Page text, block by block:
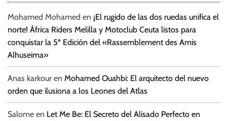
Mohamed Mohamed en ¡El rugido de las dos ruedas unifica el
norte! África Riders Melilla y Motoclub Ceuta listos para
conquistar la 5ª Edición del «Rassemblement des Amis
Alhuseima»
Anas karkour en Mohamed Ouahbi: El arquitecto del nuevo
orden que ilusiona a los Leones del Atlas
Salome en Let Me Be: El Secreto del Alisado Perfecto en